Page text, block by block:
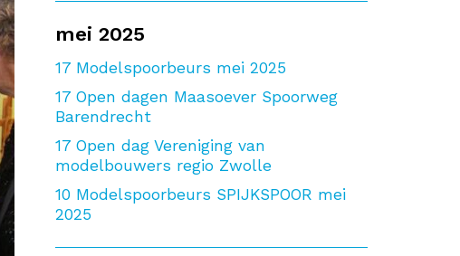
mei 2025
17 Modelspoorbeurs mei 2025
17 Open dagen Maasoever Spoorweg
Barendrecht
17 Open dag Vereniging van
modelbouwers regio Zwolle
10 Modelspoorbeurs SPIJKSPOOR mei
2025